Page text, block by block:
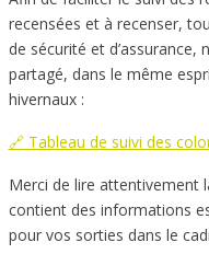
recensées et à recenser,
de sécurité et
partagé, dans le même
hivernaux :
🔗 Tableau de suivi des
Merci de lire attentivement
contient des informations
pour vos sorties dans le